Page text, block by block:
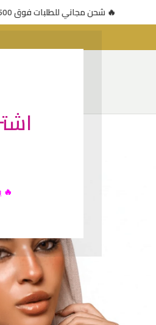
يلاّ إلحقوا العرض قبل ما يطير 🔥
🚚 شحن مجاني للطلبات فوق 500 جنيه — عرض محدود 🔥🚚 شحن مجاني للطلبات فوق 500 جنيه — عرض محدود 🔥